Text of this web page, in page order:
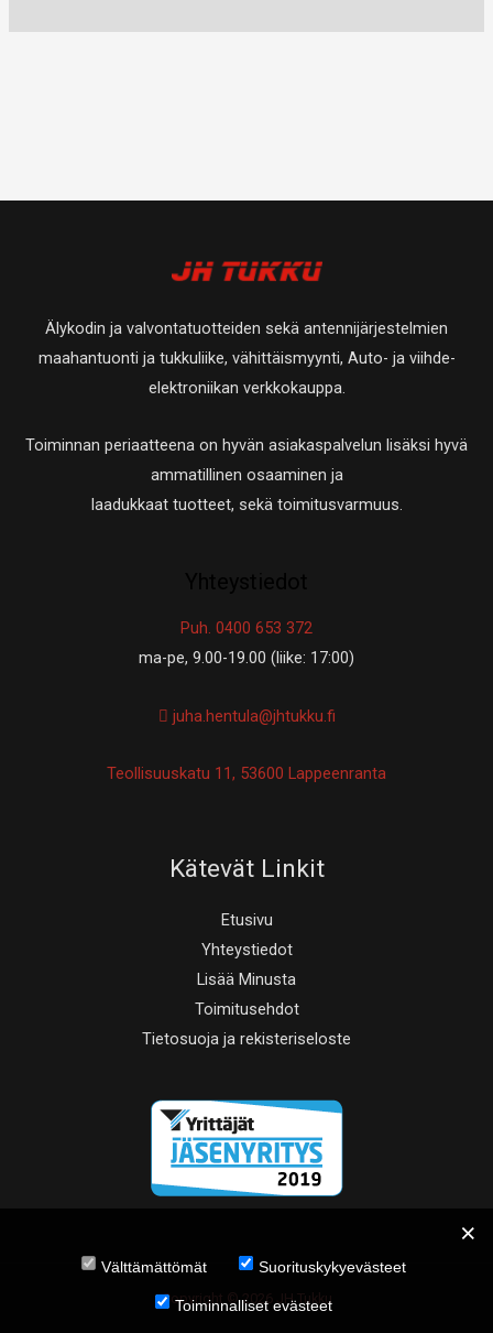
Älykodin ja valvontatuotteiden sekä antennijärjestelmien
maahantuonti ja tukkuliike, vähittäismyynti, Auto- ja viihde-
elektroniikan verkkokauppa.
Toiminnan periaatteena on hyvän asiakaspalvelun lisäksi hyvä
ammatillinen osaaminen ja
laadukkaat tuotteet, sekä toimitusvarmuus.
Puh. 0400 653 372
ma-pe, 9.00-19.00 (liike: 17:00)
juha.hentula@jhtukku.fi
Teollisuuskatu 11, 53600 Lappeenranta
Kätevät Linkit
Etusivu
Yhteystiedot
Lisää Minusta
Toimitusehdot
Tietosuoja ja rekisteriseloste
Copyright © 2026 JH Tukku
Välttämättömät Suorituskykyevästeet
Toiminnalliset evästeet